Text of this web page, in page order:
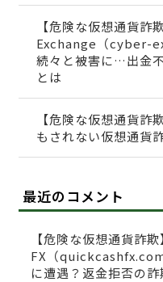
【危険な仮想通貨詐
Exchange（cyber-
続々と被害に…出金
とは
【危険な仮想通貨詐
もされない仮想通貨
最近のコメント
【危険な仮想通貨詐
FX（
に遭遇？返金拒否の